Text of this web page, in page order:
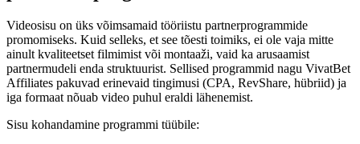
Videosisu on üks võimsamaid tööriistu partnerprogrammide
promomiseks. Kuid selleks, et see tõesti toimiks, ei ole vaja mitte
ainult kvaliteetset filmimist või montaaži, vaid ka arusaamist
partnermudeli enda struktuurist. Sellised programmid nagu VivatBet
Affiliates pakuvad erinevaid tingimusi (CPA, RevShare, hübriid) ja
iga formaat nõuab video puhul eraldi lähenemist.
Sisu kohandamine programmi tüübile: